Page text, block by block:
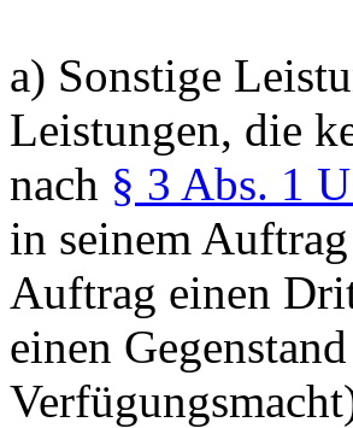
a) Sonstige
Leistungen, die
nach § 3 Abs. 1
in seinem
Auftrag einen
einen